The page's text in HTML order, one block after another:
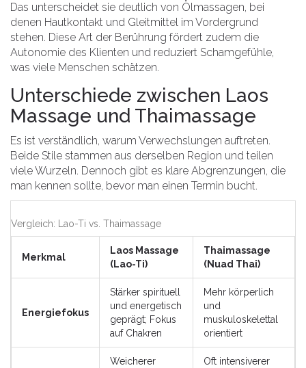
Das unterscheidet sie deutlich von Ölmassagen, bei
denen Hautkontakt und Gleitmittel im Vordergrund
stehen. Diese Art der Berührung fördert zudem die
Autonomie des Klienten und reduziert Schamgefühle,
was viele Menschen schätzen.
Unterschiede zwischen Laos
Massage und Thaimassage
Es ist verständlich, warum Verwechslungen auftreten.
Beide Stile stammen aus derselben Region und teilen
viele Wurzeln. Dennoch gibt es klare Abgrenzungen, die
man kennen sollte, bevor man einen Termin bucht.
Vergleich: Lao-Ti vs. Thaimassage
Merkmal
Laos Massage
(Lao-Ti)
Thaimassage
(Nuad Thai)
Energiefokus
Stärker spirituell
und energetisch
geprägt; Fokus
auf Chakren
Mehr körperlich
und
muskuloskelettal
orientiert
Weicherer
Oft intensiverer